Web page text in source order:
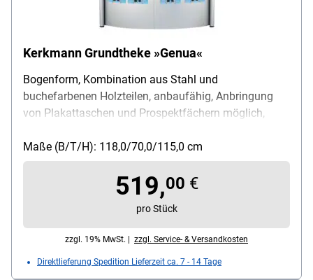
Kerkmann Grundtheke »Genua«
Bogenform, Kombination aus Stahl und
buchefarbenen Holzteilen, anbaufähig, Anbringung
von Plakattaschen und Prospektfächern möglich,
Maße (B/T/H): 118,0/70,0/115,0 cm
519,00 €
pro Stück
zzgl. 19% MwSt. | zzgl. Service- & Versandkosten
Direktlieferung Spedition Lieferzeit ca. 7 - 14 Tage